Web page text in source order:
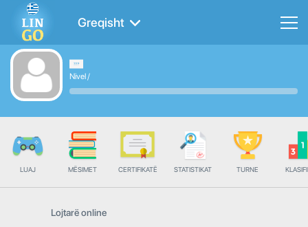
Greqisht
Nivel/
LUAJ MËSIMET CERTIFIKATË STATISTIKAT TURNE
Lojtarë online